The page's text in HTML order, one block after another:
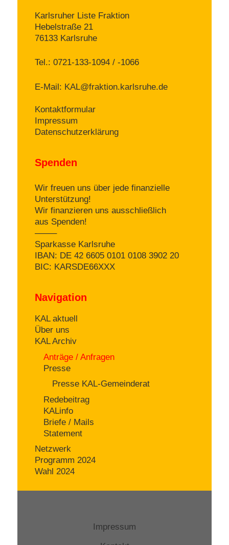
Karlsruher Liste Fraktion
Hebelstraße 21
76133 Karlsruhe
Tel.: 0721-133-1094 / -1066
E-Mail: KAL@fraktion.karlsruhe.de
Kontaktformular
Impressum
Datenschutzerklärung
Spenden
Wir freuen uns über jede finanzielle
Unterstützung!
Wir finanzieren uns ausschließlich
aus Spenden!
——–
Sparkasse Karlsruhe
IBAN: DE 42 6605 0101 0108 3902 20
BIC: KARSDE66XXX
Navigation
KAL aktuell
Über uns
KAL Archiv
Anträge / Anfragen
Presse
Presse KAL-Gemeinderat
Redebeitrag
KALinfo
Briefe / Mails
Statement
Netzwerk
Programm 2024
Wahl 2024
Impressum